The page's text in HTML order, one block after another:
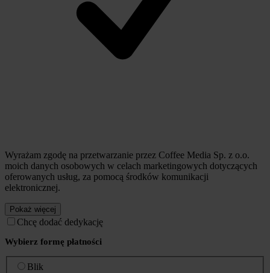
Wyrażam zgodę na przetwarzanie przez Coffee Media Sp. z o.o.
moich danych osobowych w celach marketingowych dotyczących
oferowanych usług, za pomocą środków komunikacji
elektronicznej.
Pokaż więcej
Chcę dodać dedykację
Wybierz formę płatności
Blik